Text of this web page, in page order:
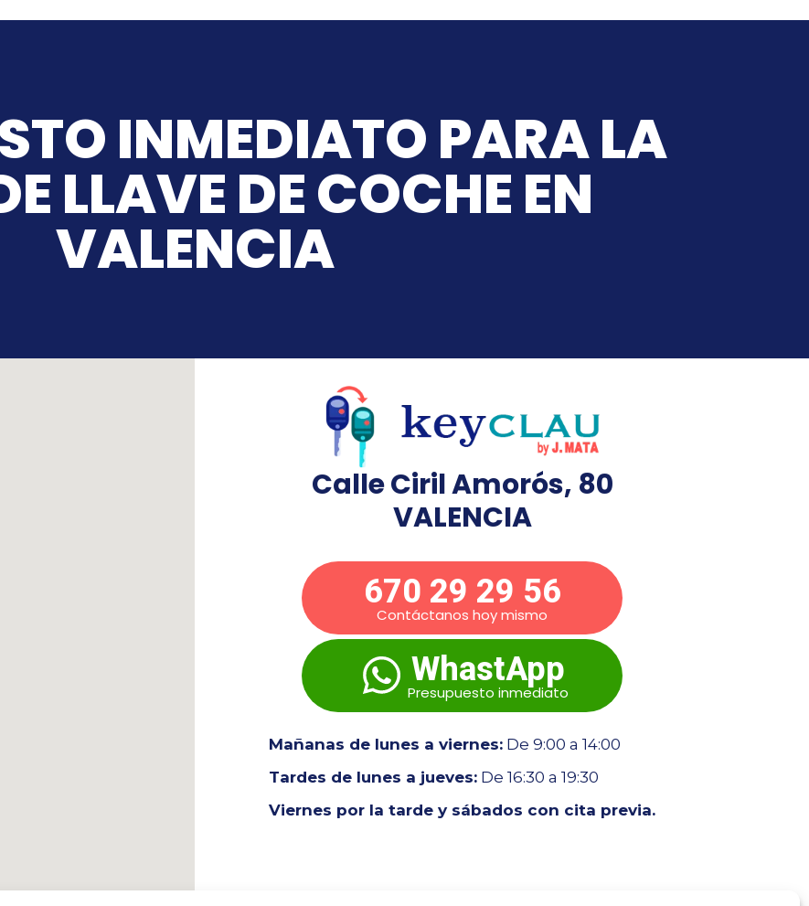
INMEDIATO PARA LA
LLAVE DE COCHE EN
VALENCIA
Calle Ciril Amorós, 80
VALENCIA
670 29 29 56
Contáctanos hoy mismo
WhastApp
Presupuesto inmediato
Mañanas de lunes a viernes: De 9:00 a 14:00
Tardes de lunes a jueves: De 16:30 a 19:30
Viernes por la tarde y sábados con cita previa.